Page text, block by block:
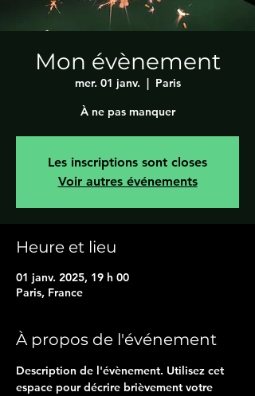
Mon évènement
mer. 01 janv.
  |
Paris
À ne pas manquer
Les inscriptions sont closes
Voir autres événements
Heure et lieu
01 janv. 2025, 19 h 00
Paris, France
À propos de l'événement
Description de l'évènement. Utilisez cet
espace pour décrire brièvement votre